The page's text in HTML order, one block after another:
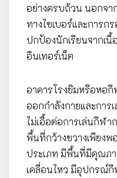
อย่างครบถ้วน นอกจ
ทางไซเบอร์และการก
ปกป้องนักเรียนจากเนื้
อินเทอร์เน็ต
อาคารโรงยิมหรือหอ
ออกกำลังกายและกา
ไม่เอื้อต่อการเล่นกีฬา
พื้นที่กว้างขวางเพียงพ
ประเภท มีพื้นที่มีคุณภ
เคลื่อนไหว มีอุปกรณ์